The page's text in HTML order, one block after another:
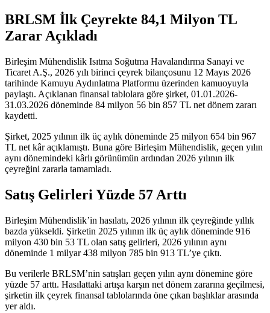
BRLSM İlk Çeyrekte 84,1 Milyon TL
Zarar Açıkladı
Birleşim Mühendislik Isıtma Soğutma Havalandırma Sanayi ve
Ticaret A.Ş., 2026 yılı birinci çeyrek bilançosunu 12 Mayıs 2026
tarihinde Kamuyu Aydınlatma Platformu üzerinden kamuoyuyla
paylaştı. Açıklanan finansal tablolara göre şirket, 01.01.2026-
31.03.2026 döneminde 84 milyon 56 bin 857 TL net dönem zararı
kaydetti.
Şirket, 2025 yılının ilk üç aylık döneminde 25 milyon 654 bin 967
TL net kâr açıklamıştı. Buna göre Birleşim Mühendislik, geçen yılın
aynı dönemindeki kârlı görünümün ardından 2026 yılının ilk
çeyreğini zararla tamamladı.
Satış Gelirleri Yüzde 57 Arttı
Birleşim Mühendislik’in hasılatı, 2026 yılının ilk çeyreğinde yıllık
bazda yükseldi. Şirketin 2025 yılının ilk üç aylık döneminde 916
milyon 430 bin 53 TL olan satış gelirleri, 2026 yılının aynı
döneminde 1 milyar 438 milyon 785 bin 913 TL’ye çıktı.
Bu verilerle BRLSM’nin satışları geçen yılın aynı dönemine göre
yüzde 57 arttı. Hasılattaki artışa karşın net dönem zararına geçilmesi,
şirketin ilk çeyrek finansal tablolarında öne çıkan başlıklar arasında
yer aldı.